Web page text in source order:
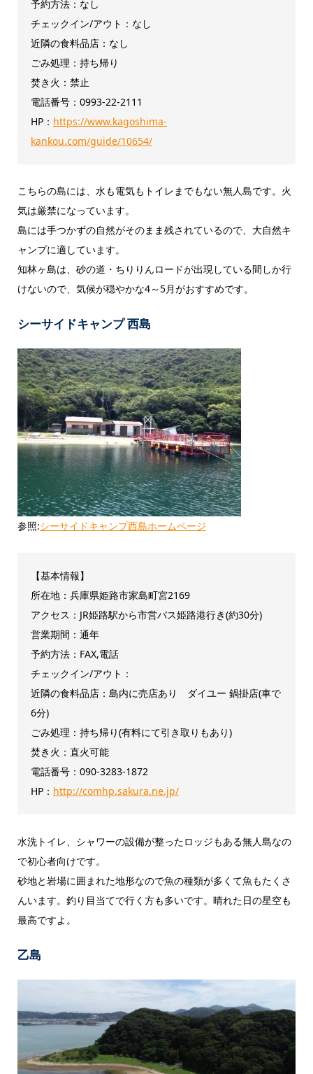
予約方法：なし
チェックイン/アウト：なし
近隣の食料品店：なし
ごみ処理：持ち帰り
焚き火：禁止
電話番号：0993-22-2111
HP： https://www.kagoshima-
kankou.com/guide/10654/
こちらの島には、水も電気もトイレまでもない無人島です。火
気は厳禁になっています。
島には手つかずの自然がそのまま残されているので、大自然キ
ャンプに適しています。
知林ヶ島は、砂の道・ちりりんロードが出現している間しか行
けないので、気候が穏やかな4～5月がおすすめです。
シーサイドキャンプ 西島
参照:シーサイドキャンプ西島ホームページ
【基本情報】
所在地：兵庫県姫路市家島町宮2169
アクセス：JR姫路駅から市営バス姫路港行き(約30分)
営業期間：通年
予約方法：FAX,電話
チェックイン/アウト：
近隣の食料品店：島内に売店あり ダイユー 鍋掛店(車で
6分)
ごみ処理：持ち帰り(有料にて引き取りもあり)
焚き火：直火可能
電話番号：090‐3283‐1872
HP： http://comhp.sakura.ne.jp/
水洗トイレ、シャワーの設備が整ったロッジもある無人島なの
で初心者向けです。
砂地と岩場に囲まれた地形なので魚の種類が多くて魚もたくさ
んいます。釣り目当てで行く方も多いです。晴れた日の星空も
最高ですよ。
乙島